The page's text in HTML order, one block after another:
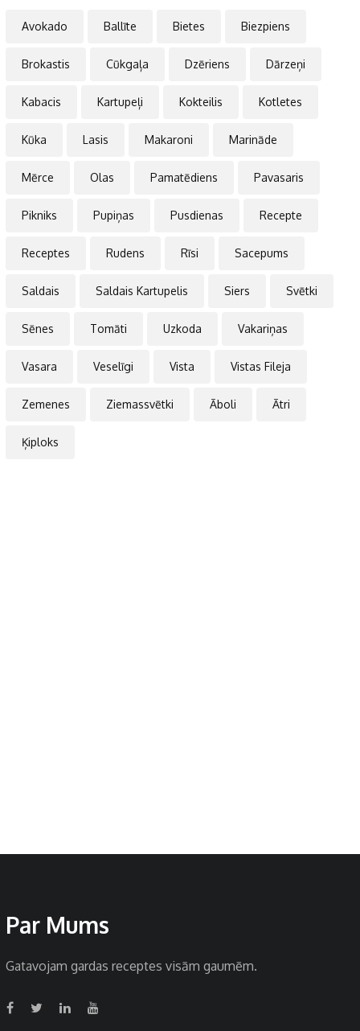
Avokado Ballīte Bietes Biezpiens
Brokastis Cūkgaļa Dzēriens Dārzeņi
Kabacis Kartupeļi Kokteilis Kotletes
Kūka Lasis Makaroni Marināde
Mērce Olas Pamatēdiens Pavasaris
Pikniks Pupiņas Pusdienas Recepte
Receptes Rudens Rīsi Sacepums
Saldais Saldais Kartupelis Siers Svētki
Sēnes Tomāti Uzkoda Vakariņas
Vasara Veselīgi Vista Vistas Fileja
Zemenes Ziemassvētki Āboli Ātri
Ķiploks
Par Mums
Gatavojam gardas receptes visām gaumēm.